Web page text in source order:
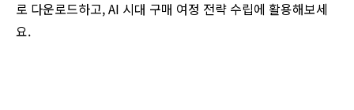
로 다운로드하고,AI 시대 구매 여정 전략 수립에 활용해보세
요.